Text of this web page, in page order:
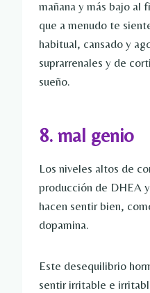
mañana y más bajo al
que a menudo te
habitual, cansado y
suprarrenales y de
sueño.
8. mal genio
Los niveles altos de
producción de DHEA
hacen sentir bien,
dopamina.
Este desequilibrio
sentir irritable e